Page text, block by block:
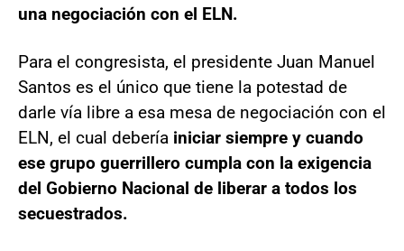
una negociación con el ELN.
Para el congresista, el presidente Juan Manuel
Santos es el único que tiene la potestad de
darle vía libre a esa mesa de negociación con el
ELN, el cual debería iniciar siempre y cuando
ese grupo guerrillero cumpla con la exigencia
del Gobierno Nacional de liberar a todos los
secuestrados.